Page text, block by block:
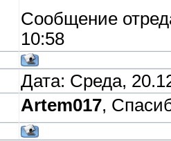
Сообщение
10:58
Дата: Среда,
Artem017,